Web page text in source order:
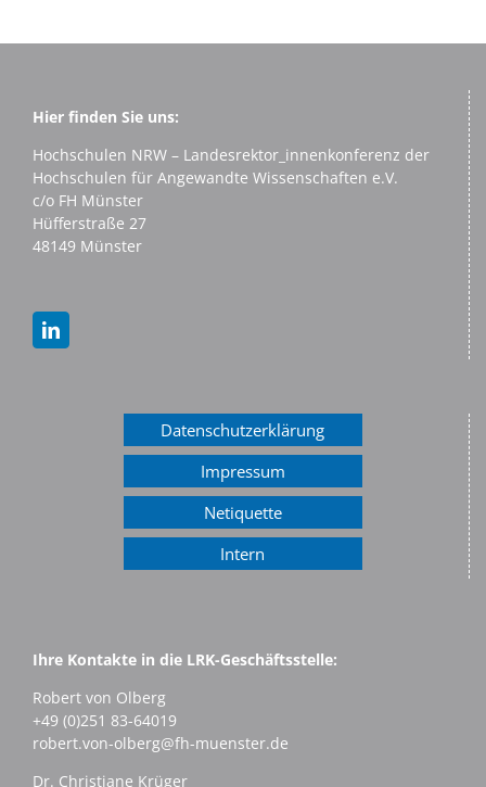
Hier finden Sie uns:
Hochschulen NRW – Landesrektor_innenkonferenz der
Hochschulen für Angewandte Wissenschaften e.V.
c/o FH Münster
Hüfferstraße 27
48149 Münster
Datenschutzerklärung
Impressum
Netiquette
Intern
Ihre Kontakte in die LRK-Geschäftsstelle:
Robert von Olberg
+49 (0)251 83-64019
robert.von-olberg@fh-muenster.de
Dr. Christiane Krüger